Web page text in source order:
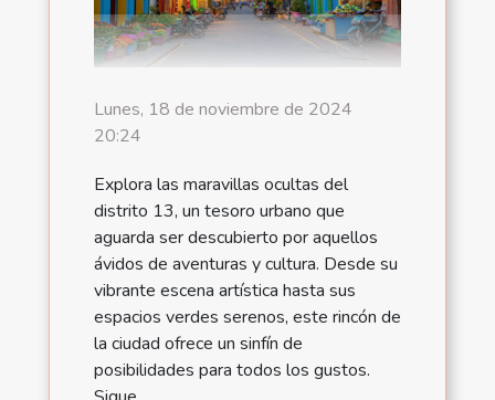
Lunes, 18 de noviembre de 2024
20:24
Explora las maravillas ocultas del
distrito 13, un tesoro urbano que
aguarda ser descubierto por aquellos
ávidos de aventuras y cultura. Desde su
vibrante escena artística hasta sus
espacios verdes serenos, este rincón de
la ciudad ofrece un sinfín de
posibilidades para todos los gustos.